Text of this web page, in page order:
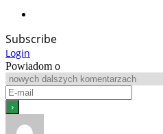
Subscribe
Login
Powiadom o